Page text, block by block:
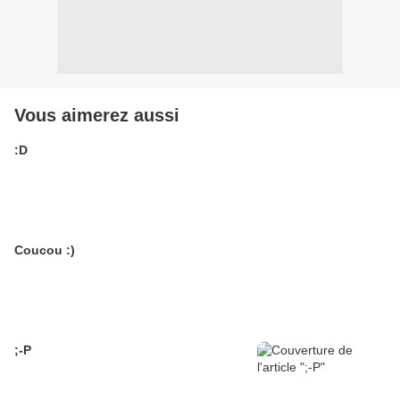
Vous aimerez aussi
:D
Coucou :)
;-P